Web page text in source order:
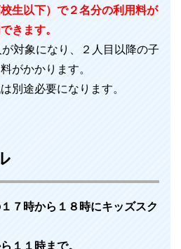
生以下）で２名分の利用料が
きます。
対象になり、２人目以降の子
がかかります。
別途必要になります。
７時から１８時にキッズスク
１１時まで。